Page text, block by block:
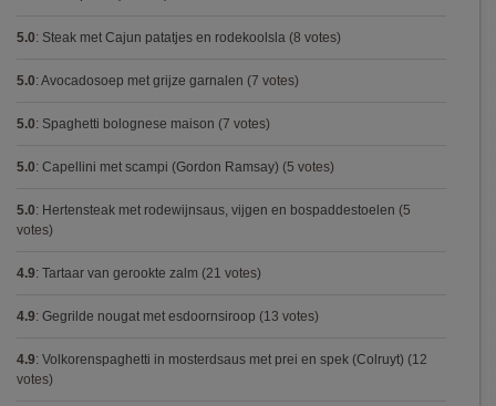
5.0: Steak met Cajun patatjes en rodekoolsla (8 votes)
5.0: Avocadosoep met grijze garnalen (7 votes)
5.0: Spaghetti bolognese maison (7 votes)
5.0: Capellini met scampi (Gordon Ramsay) (5 votes)
5.0: Hertensteak met rodewijnsaus, vijgen en bospaddestoelen (5
votes)
4.9: Tartaar van gerookte zalm (21 votes)
4.9: Gegrilde nougat met esdoornsiroop (13 votes)
4.9: Volkorenspaghetti in mosterdsaus met prei en spek (Colruyt) (12
votes)